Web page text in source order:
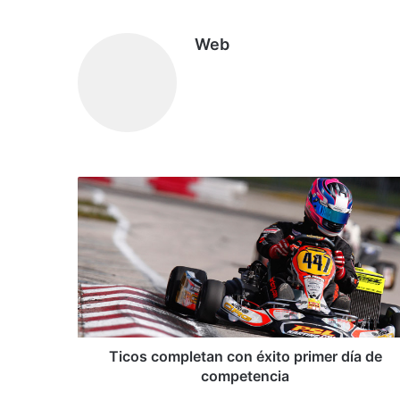
Web
T
i
c
s
c
o
m
p
Ticos completan con éxito primer día de
competencia